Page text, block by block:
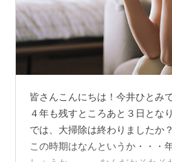
皆さんこんにちは！今井ひとみ
４年も残すところあと３日とな
では、大掃除は終わりましたか
この時期はなんというか・・・